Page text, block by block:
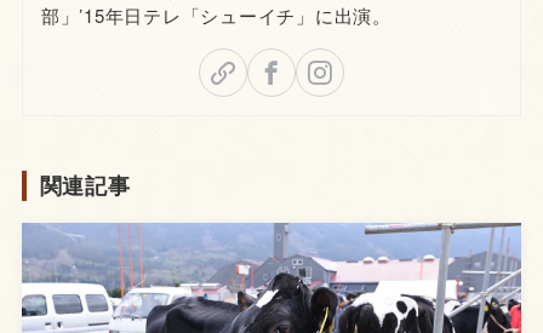
部」’15年日テレ「シューイチ」に出演。
関連記事